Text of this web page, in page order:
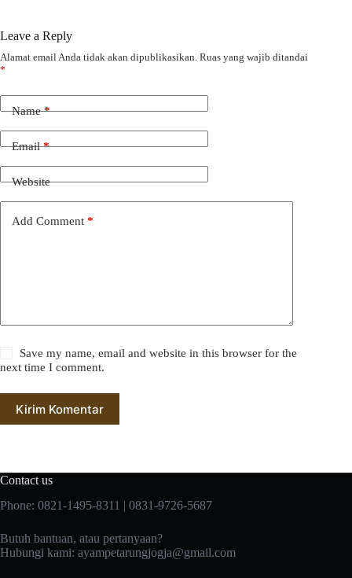
Leave a Reply
Alamat email Anda tidak akan dipublikasikan. Ruas yang wajib ditandai
*
Name*
Email*
Website
Add Comment *
Save my name, email and website in this browser for the
next time I comment.
Kirim Komentar
Contact us
Phone: 0821-1495-8311 | 0831-9726-5687
Butuh bantuan, atau pertanyaan?
Hubungi kami: ayampetarungjogja@gmail.com